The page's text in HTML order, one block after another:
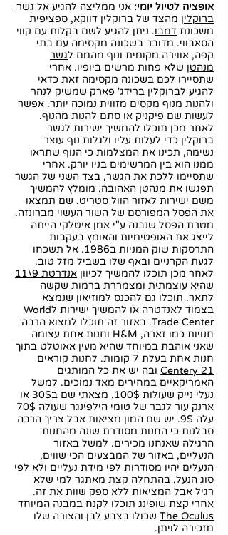
אופציה לטיול יומי: אני ממליצה להגיע אל גשר
ברוקלין מהצד של ברוקלין דווקא, ספציפית
משכונת דמבו. ניתן להגיע לשם בקלות עם קווי
הסאבווי. מדובר בשכונה מקסימה עם בתי
קפה, אווירה מקומית ונוף מהמם לגשר
מנהטן שלא פחות מרשים ביופיו. אחרי
שתסיירו לכם בשכונה מקסימה זאת כדאי
להגיע לברוקלין ברידג' פארק שמשיק לנהר
ולהנות מנוף מקסים מזווית נמוכה יותר. אפשר
לעשות שם פיקניק או סתם להנות מהנוף.
לאחר מכן תוכלו להמשיך ישירות לגשר
ברוקלין כדי לעלות עליו ולגלות נוף עוצר
נשימה, תכינו את המצלמות כי הנוף שתראו
ממנו הוא בין המרשימים בניו יורק. אחרי
שתסיימו ללכת את הגשר, בצד השני של הגשר
תפגשו את מנהטן האהובה, מומלץ להמשיך
משם ישירות לאזור הוול סטריט. שם תמצאו
את הפסל המפורסם של השור העשוי מברונזה.
מטרת הפסל שנבנה ע"י אמן איטלקי הייתה
לייצג את האופטימיות והאומץ בעקבות
התרסקות שוק המניות ב1986. אל תשכחו
לגעת הקרניים ובאף שלו בשביל מזל טוב.
לאחר מכן תוכלו להמשיך לכיוון אנדרטת 9\11
שהיא עוצמתית ומצמררת ברמות שקשה
לתאר. תוכלו גם להכנס למוזיאון שנמצא
בצמוד לאנדטרה או להמשיך ישירות לWorld
Trade Center. באזור זה תוכלו למצוא הרבה
חנויות כמו זארה, H&M וחנות אחת עצומה
שאני אוהבת במיוחד שהיא מעין אאוטלט בתוך
חנות אחת בעלת 7 קומות. לחנות קוראים
Centery 21 ובה יש את כל המותגים
האמריקאיים במחירים מאד נמוכים. למשל
נעלי נייק שעולות 100$, מצאתי שם ב30$ או
ארנק עור לגבר של טומי הילפינגר שעולה 70$
עלה 9$. יש שם המון מציאות אבל צריך הרבה
סבלנות כי החנות מסודרת שונה מהחנות
הרגילה שאנחנו מכירים. למשל באזור
הנעליים, באזור של המבצעים הכי שווים,
הנעלים יהיו מסודרות לפי מידת נעליים ולא לפי
סוג הנעל, בהתחלה קצת מאתגר למי שלא
רגיל אבל המציאות ללא ספק שוות את זה.
אחרי קצת שופינג תוכלו לקנח במבנה המיוחד
The Oculus שכולו בצבע לבן והצורה שלו
מזכירה לויתן.